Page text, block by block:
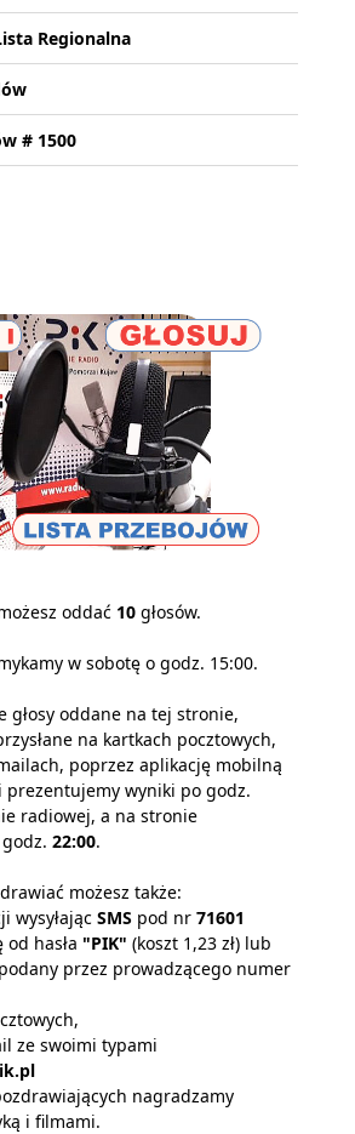
Regionalna
# 1500
oddać 10 głosów.
w sobotę o godz. 15:00.
głosy oddane na tej stronie,
na kartkach pocztowych,
poprzez aplikację mobilną
prezentujemy wyniki po godz.
radiowej, a na stronie
22:00.
możesz także:
wysyłając SMS pod nr 71601
od hasła "PIK" (koszt 1,23 zł) lub
przez prowadzącego numer
ze swoimi typami
nagradzamy
i filmami.